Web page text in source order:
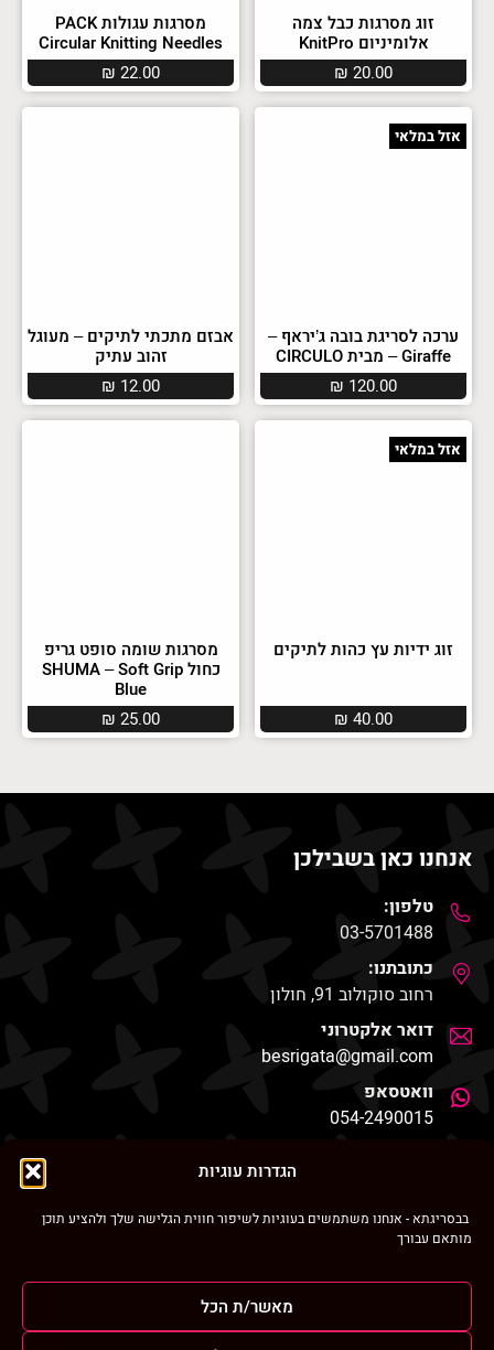
הגדרות עוגיות
בבסריגתא - אנחנו משתמשים בעוגיות לשיפור חווית הגלישה שלך ולהציע תוכן
מותאם עבורך
מאשר/ת הכל
זוג מסרגות כבל צמה
אלומיניום KnitPro
₪ 20.00
מסרגות עגולות PACK
Circular Knitting Needles
₪ 22.00
אזל במלאי
ערכה לסריגת בובה ג’יראף –
Giraffe – מבית CIRCULO
₪ 120.00
אבזם מתכתי לתיקים – מעוגל
זהוב עתיק
₪ 12.00
אזל במלאי
זוג ידיות עץ כהות לתיקים
₪ 40.00
מסרגות שומה סופט גריפ
כחול SHUMA – Soft Grip
Blue
₪ 25.00
אנחנו כאן בשבילכן
טלפון:
03-5701488
כתובתנו:
רחוב סוקולוב 91, חולון
דואר אלקטרוני
besrigata@gmail.com
וואטסאפ
054-2490015
ניווט מהיר
בסריגתא ברחבי הרשת